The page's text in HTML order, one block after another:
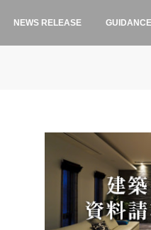
NEWS RELEASE GUIDANCE